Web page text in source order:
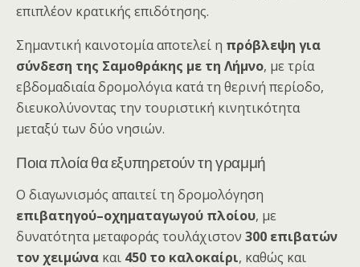
επιπλέον κρατικής επιδότησης.
Σημαντική καινοτομία αποτελεί η πρόβλεψη για
σύνδεση της Σαμοθράκης με τη Λήμνο, με τρία
εβδομαδιαία δρομολόγια κατά τη θερινή περίοδο,
διευκολύνοντας την τουριστική κινητικότητα
μεταξύ των δύο νησιών.
Ποια πλοία θα εξυπηρετούν τη γραμμή
Ο διαγωνισμός απαιτεί τη δρομολόγηση
επιβατηγού–οχηματαγωγού πλοίου, με
δυνατότητα μεταφοράς τουλάχιστον 300 επιβατών
τον χειμώνα και 450 το καλοκαίρι, καθώς και